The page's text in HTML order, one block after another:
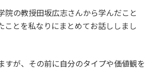
院の教授田坂広志さんから学んだこと
とを私なりにまとめてお話ししまし
すが、その前に自分のタイプや価値観を